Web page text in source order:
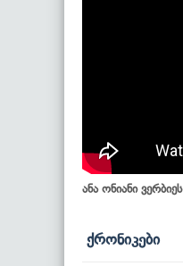
ანა ონიანი
ქრონიკები